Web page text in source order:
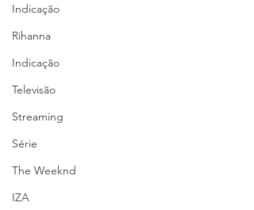
Indicação
Rihanna
Indicação
Televisão
Streaming
Série
The Weeknd
IZA